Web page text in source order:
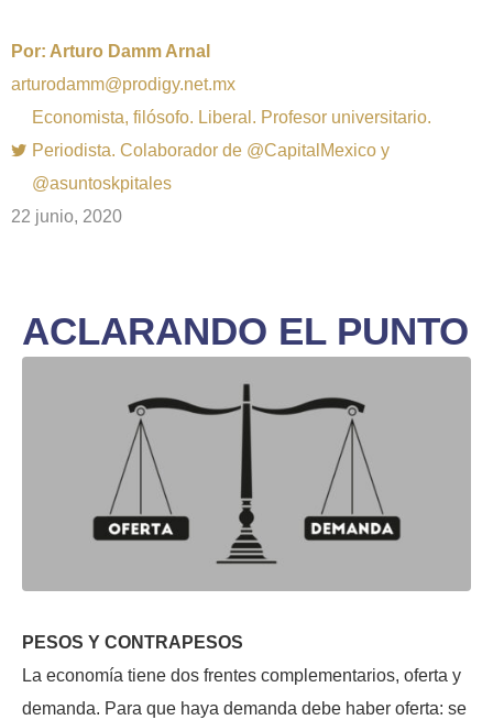
Por: Arturo Damm Arnal
arturodamm@prodigy.net.mx
Economista, filósofo. Liberal. Profesor universitario.
Periodista. Colaborador de @CapitalMexico y
@asuntoskpitales
22 junio, 2020
ACLARANDO EL PUNTO
PESOS Y CONTRAPESOS
La economía tiene dos frentes complementarios, oferta y
demanda. Para que haya demanda debe haber oferta: se